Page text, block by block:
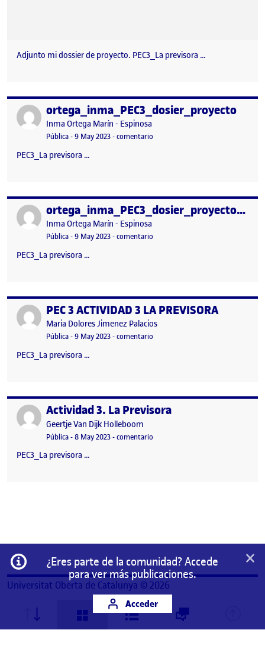
Adjunto mi dossier de proyecto. PEC3_La previsora …
Publicado porortega_inma_PEC3_dosier_proyecto
Publicado por
Inma Ortega Marín - Espinosa
Visibilidad:
Pública-Fecha de publicación
9 May 2023-comentario
PEC3_La previsora …
Publicado por ortega_inma_PEC3_dosier_proyecto.pdf
Publicado por
Inma Ortega Marín - Espinosa
Visibilidad:
Pública-Fecha de publicación
9 May 2023-comentario
PEC3_La previsora …
Publicado porPEC 3 ACTIVIDAD 3 LA PREVISORA
Publicado por
Maria Dolores Jimenez Palacios
Visibilidad:
Pública-Fecha de publicación
9 May 2023-comentario
PEC3_La previsora …
Publicado porActividad 3. La Previsora
Publicado por
Geertje Van Dijk Holleboom
Visibilidad:
Pública-Fecha de publicación
8 May 20238 mayo, 2023 2:31 pm
-comentario
PEC3_La previsora …
Información
¿Eres parte de la comunidad? Accede
para ver más publicaciones.
Acceder
×
Universitat Oberta de Catalunya © 2026